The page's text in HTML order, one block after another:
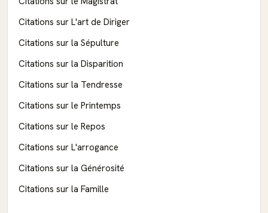
Citations sur L'art de Diriger
Citations sur la Sépulture
Citations sur la Disparition
Citations sur la Tendresse
Citations sur le Printemps
Citations sur le Repos
Citations sur L'arrogance
Citations sur la Générosité
Citations sur la Famille